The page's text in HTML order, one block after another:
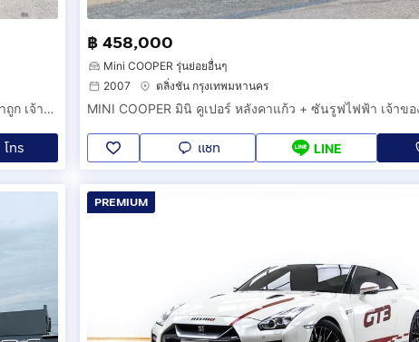
VOLKSWAGEN NEW BEETLE 2.0 i โฟลค์ บิทเทิ่ล รถสวย ราคาถูก เจ้าของขายเอง รถยนต์มือสอง ดาวน์น้อย ผ่อนถูกสบาย สภาพดี ของสะสม รถเต่า น่ารัก 2ประ
โทร
฿ 458,000
Mini COOPER รุ่นย่อยอื่นๆ
2007
ตลิ่งชัน กรุงเทพมหานคร
แชท LINE
PREMIUM